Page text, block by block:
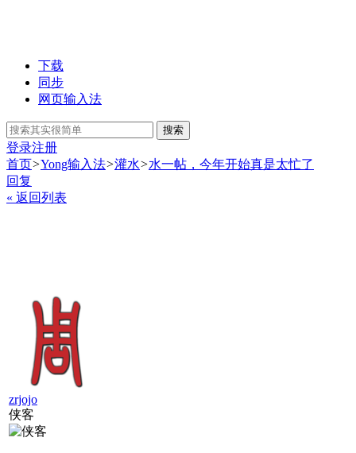
下载
同步
网页输入法
搜索
登录注册
首页>Yong输入法>灌水>水一帖，今年开始真是太忙了
回复
« 返回列表
zrjojo
侠客